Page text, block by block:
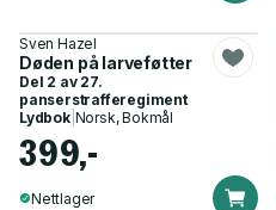
Sven Hazel
Døden på larveføtter
Del 2 av 27.
panserstrafferegiment
Lydbok| Norsk, Bokmål
399,-
Nettlager